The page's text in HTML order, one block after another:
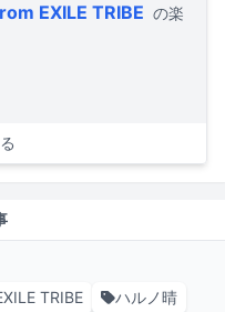
EXILE TRIBE の楽
TRIBE
ハルノ晴